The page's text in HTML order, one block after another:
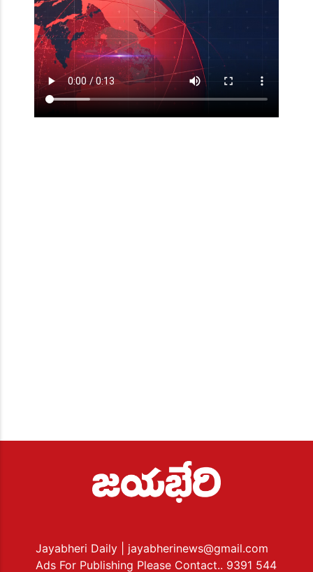
Jayabheri Daily
| jayabherinews@gmail.com
Ads For Publishing Please Contact.. 9391 544